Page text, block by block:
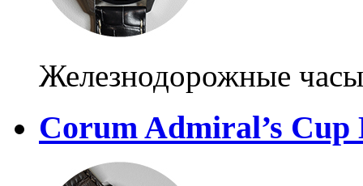
Железнодорожные часы
Corum Admiral’s Cup